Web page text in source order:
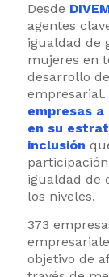
Desde
agentes
igualdad de
mujeres en
desarrollo
empresarial.
empresas
en su
inclusión
igualdad de
los niveles.
373
objetivo de